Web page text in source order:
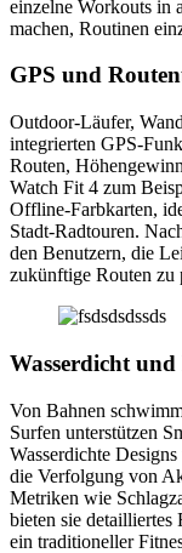
einzelne Workouts in
machen, Routinen
GPS und
Outdoor-Läufer,
integrierten GPS-
Routen,
Watch Fit 4 zum
Offline-Farbkarten,
Stadt-Radtouren.
den Benutzern, die
zukünftige Routen zu
Wasserdicht
Von Bahnen
Surfen unterstützen
Wasserdichte
die Verfolgung von
Metriken wie
bieten sie detailliertes
ein traditioneller